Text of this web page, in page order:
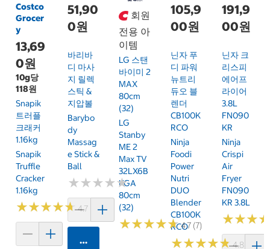
Costco
Grocer
y
13,69
0원
10g당
118원
Snapik
트러플
크래커
1.16kg
Snapik
Truffle
Cracker
1.16kg
★★★★★
★★★★★4.7 (159)
51,90
0원
바리바
디 마사
지 릴렉
스틱 &
지압볼
Barybo
Dy
Massag
E Stick &
Ball
★★★★★
★★★★★
카트에 담기
회원
전용 아
이템
LG 스탠
바이미 2
MAX
80cm
(32)
LG
Stanby
ME 2
Max TV
32LX6B
KGA
80cm
(32)
★★★★★
★★★★★4.7 (7)
105,9
00원
닌자 푸
디 파워
뉴트리
듀오 블
렌더
CB100K
RCO
Ninja
Foodi
Power
Nutri
DUO
Blender
CB100K
RCO
★★★★★
★★★★★4.8 (250)
191,9
00원
닌자 크
리스피
에어프
라이어
3.8L
FN090
KR
Ninja
Crispi
Air
Fryer
FN090
KR 3.8L
★★★
★★★